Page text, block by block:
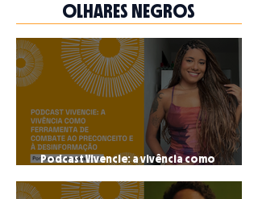
OLHARES NEGROS
Podcast Vivencie: a vivência como
desinformação